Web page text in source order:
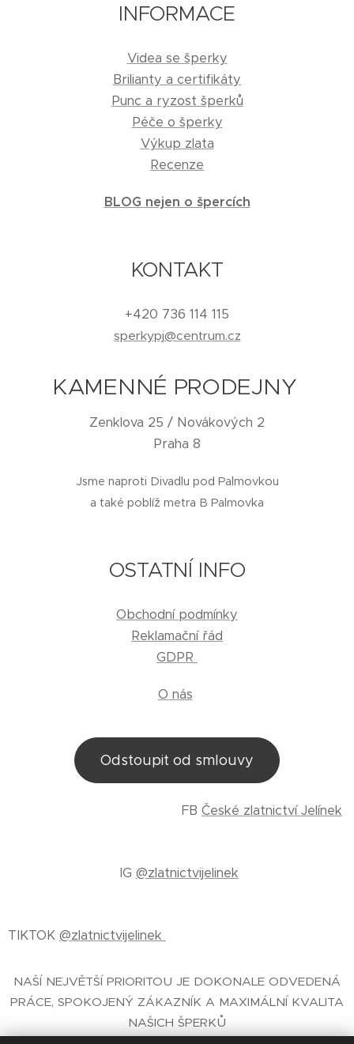
INFORMACE
Videa se šperky
Brilianty a certifikáty
Punc a ryzost šperků
Péče o šperky
Výkup zlata
Recenze
BLOG nejen o špercích
KONTAKT
+420 736 114 115
sperkypj@centrum.cz
KAMENNÉ PRODEJNY
Zenklova 25 / Novákových 2
Praha 8
Jsme naproti Divadlu pod Palmovkou
a také poblíž metra B Palmovka
OSTATNÍ INFO
Obchodní podmínky
Reklamační řád
GDPR
O nás
Odstoupit od smlouvy
FB České zlatnictví Jelínek
IG @zlatnictvijelinek
TIKTOK @zlatnictvijelinek
NAŠÍ NEJVĚTŠÍ PRIORITOU JE DOKONALE ODVEDENÁ
PRÁCE, SPOKOJENÝ ZÁKAZNÍK A MAXIMÁLNÍ KVALITA
NAŠICH ŠPERKŮ